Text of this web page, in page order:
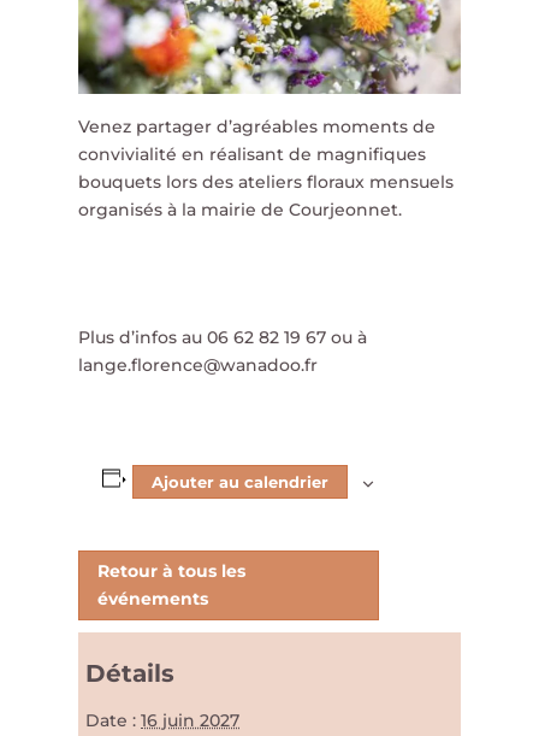
Venez partager d’agréables moments de
convivialité en réalisant de magnifiques
bouquets lors des ateliers floraux mensuels
organisés à la mairie de Courjeonnet.
Plus d’infos au 06 62 82 19 67 ou à
lange.florence@wanadoo.fr
Ajouter au calendrier
Détails
Date : 16 juin 2027
Retour à tous les
événements